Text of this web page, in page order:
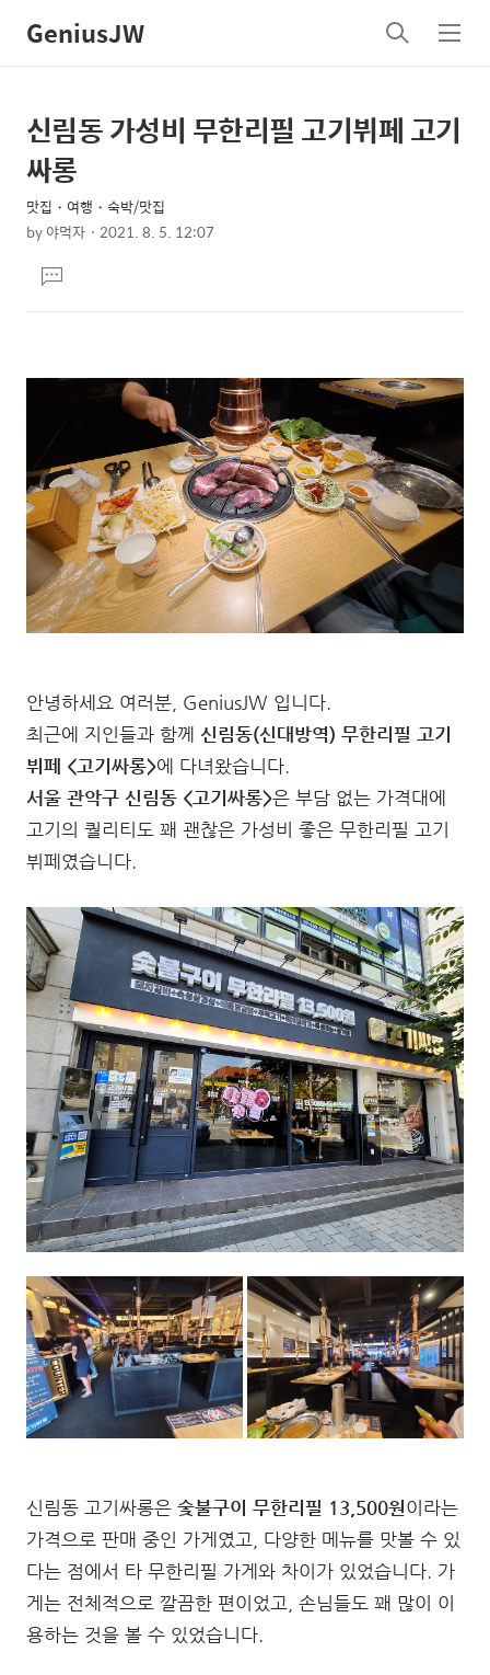
GeniusJW
검
색
메
뉴
상
세
컨
텐
본
문
제
목
신림동 가성비 무한리필 고기뷔페 고기
싸롱
맛집・여행・숙박/맛집
by야먹자 2021. 8. 5. 12:07
문댓
글
안녕하세요 여러분, GeniusJW 입니다.
최근에 지인들과 함께 신림동(신대방역) 무한리필 고기
뷔페 <고기싸롱>에 다녀왔습니다.
서울 관악구 신림동 <고기싸롱>은 부담 없는 가격대에
고기의 퀄리티도 꽤 괜찮은 가성비 좋은 무한리필 고기
뷔페였습니다.
신림동 고기싸롱은 숯불구이 무한리필 13,500원이라는
가격으로 판매 중인 가게였고, 다양한 메뉴를 맛볼 수 있
다는 점에서 타 무한리필 가게와 차이가 있었습니다. 가
게는 전체적으로 깔끔한 편이었고, 손님들도 꽤 많이 이
용하는 것을 볼 수 있었습니다.